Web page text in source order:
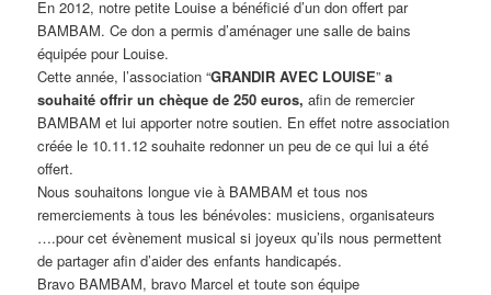
En 2012, notre petite Louise a bénéficié d’un don offert par
BAMBAM. Ce don a permis d’aménager une salle de bains
équipée pour Louise.
Cette année, l’association “GRANDIR AVEC LOUISE”a
souhaité offrir un chèque de 250 euros, afin de remercier
BAMBAM et lui apporter notre soutien. En effet notre association
créée le 10.11.12 souhaite redonner un peu de ce qui lui a été
offert.
Nous souhaitons longue vie à BAMBAM et tous nos
remerciements à tous les bénévoles: musiciens, organisateurs
….pour cet évènement musical si joyeux qu’ils nous permettent
de partager afin d’aider des enfants handicapés.
Bravo BAMBAM, bravo Marcel et toute son équipe